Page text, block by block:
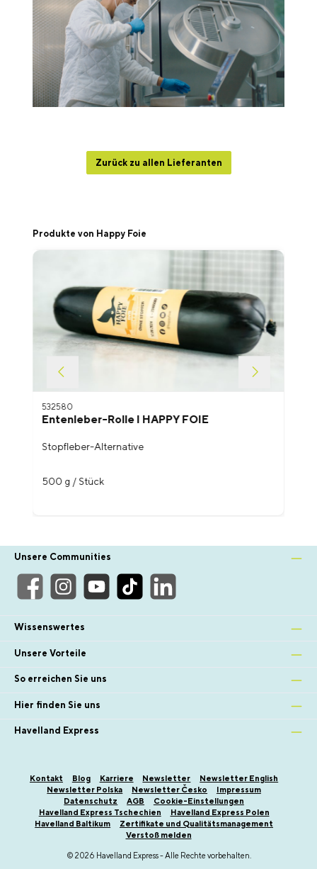
Zurück zu allen Lieferanten
Produktgalerie überspringen
Produkte von Happy Foie
532580
Entenleber-Rolle I HAPPY FOIE
Stopfleber-Alternative
500 g / Stück
Unsere Communities
Wissenswertes
Unsere Vorteile
So erreichen Sie uns
Hier finden Sie uns
Havelland Express
Kontakt Blog Karriere Newsletter
Newsletter English
Newsletter Polska
Newsletter Česko
Impressum
Datenschutz
AGB
Cookie-Einstellungen
Havelland Express Tschechien
Havelland Express Polen
Havelland Baltikum
Zertifikate und Qualitätsmanagement
Verstoß melden
© 2026 Havelland Express - Alle Rechte vorbehalten.